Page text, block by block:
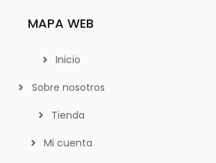
MAPA WEB
Inicio
Sobre nosotros
Tienda
Mi cuenta